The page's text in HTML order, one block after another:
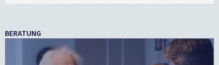
BERATUNG